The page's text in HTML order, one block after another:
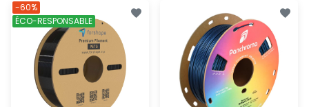
rapide
rapide
-60%
ÉCO-RESPONSABLE